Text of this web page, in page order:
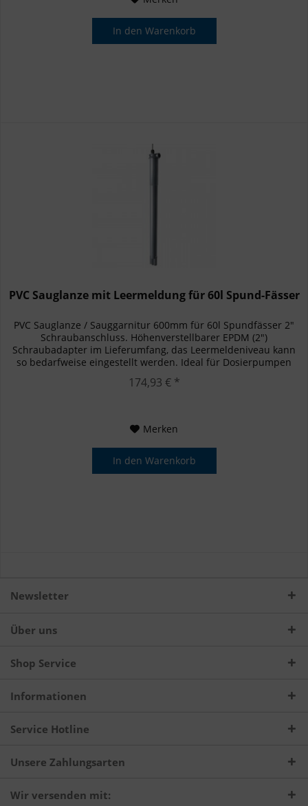
In den Warenkorb
PVC Sauglanze mit Leermeldung für 60l Spund-Fässer
PVC Sauglanze / Sauggarnitur 600mm für 60l Spundfässer 2"
Schraubanschluss. Höhenverstellbarer EPDM (2")
Schraubadapter im Lieferumfang, das Leermeldeniveau kann
so bedarfweise eingestellt werden. Ideal für Dosierpumpen
174,93 € *
Merken
In den Warenkorb
Newsletter
Über uns
Shop Service
Informationen
Service Hotline
Unsere Zahlungsarten
Wir versenden mit: